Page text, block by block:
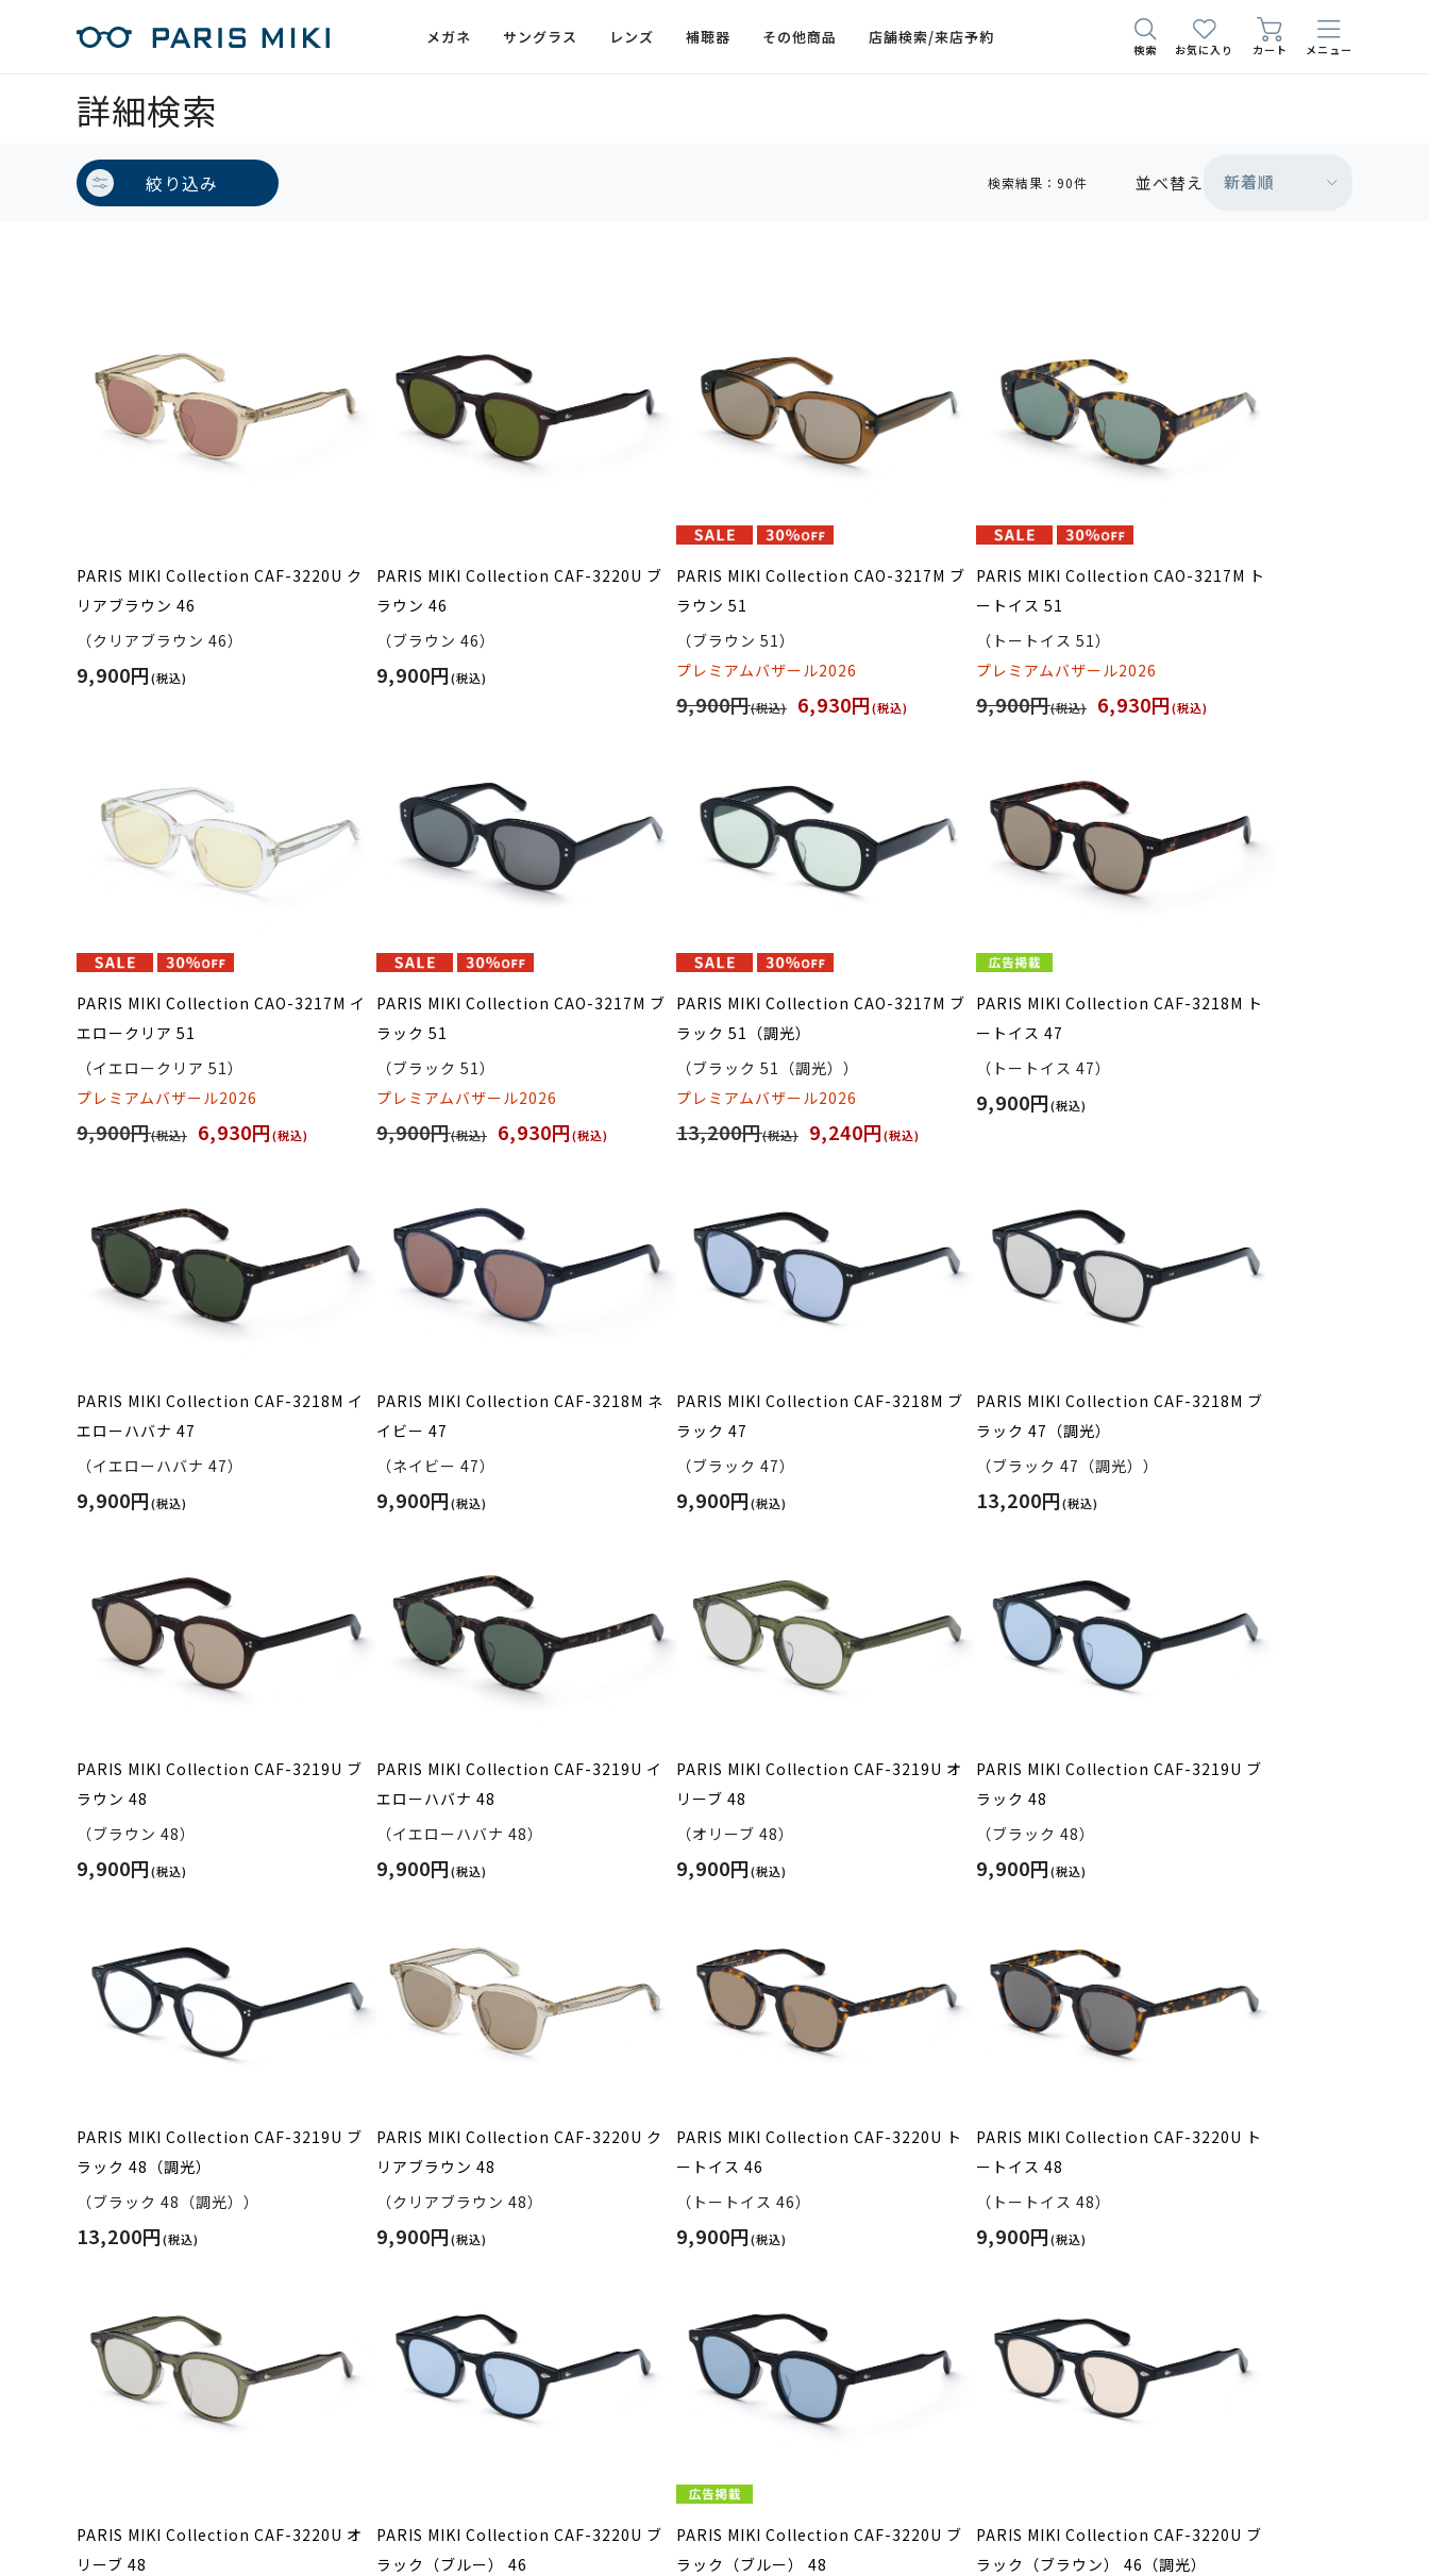
メガネ サングラス レンズ 補聴器 その他商品 店舗検索/来店予約
検索 お気に入り カート メニュー
詳細検索
絞り込み 検索結果：90件 並べ替え 新着順
PARIS MIKI Collection CAF-3220U ク
リアブラウン 46
（クリアブラウン 46）
9,900円(税込)
PARIS MIKI Collection CAF-3220U ブ
ラウン 46
（ブラウン 46）
9,900円(税込)
PARIS MIKI Collection CAO-3217M ブ
ラウン 51
（ブラウン 51）
プレミアムバザール2026
9,900円(税込) 6,930円(税込)
PARIS MIKI Collection CAO-3217M ト
ートイス 51
（トートイス 51）
プレミアムバザール2026
9,900円(税込) 6,930円(税込)
PARIS MIKI Collection CAO-3217M イ
エロークリア 51
（イエロークリア 51）
プレミアムバザール2026
9,900円(税込) 6,930円(税込)
PARIS MIKI Collection CAO-3217M ブ
ラック 51
（ブラック 51）
プレミアムバザール2026
9,900円(税込) 6,930円(税込)
PARIS MIKI Collection CAO-3217M ブ
ラック 51（調光）
（ブラック 51（調光））
プレミアムバザール2026
13,200円(税込) 9,240円(税込)
PARIS MIKI Collection CAF-3218M ト
ートイス 47
（トートイス 47）
9,900円(税込)
PARIS MIKI Collection CAF-3218M イ
エローハバナ 47
（イエローハバナ 47）
9,900円(税込)
PARIS MIKI Collection CAF-3218M ネ
イビー 47
（ネイビー 47）
9,900円(税込)
PARIS MIKI Collection CAF-3218M ブ
ラック 47
（ブラック 47）
9,900円(税込)
PARIS MIKI Collection CAF-3218M ブ
ラック 47（調光）
（ブラック 47（調光））
13,200円(税込)
PARIS MIKI Collection CAF-3219U ブ
ラウン 48
（ブラウン 48）
9,900円(税込)
PARIS MIKI Collection CAF-3219U イ
エローハバナ 48
（イエローハバナ 48）
9,900円(税込)
PARIS MIKI Collection CAF-3219U オ
リーブ 48
（オリーブ 48）
9,900円(税込)
PARIS MIKI Collection CAF-3219U ブ
ラック 48
（ブラック 48）
9,900円(税込)
PARIS MIKI Collection CAF-3219U ブ
ラック 48（調光）
（ブラック 48（調光））
13,200円(税込)
PARIS MIKI Collection CAF-3220U ク
リアブラウン 48
（クリアブラウン 48）
9,900円(税込)
PARIS MIKI Collection CAF-3220U ト
ートイス 46
（トートイス 46）
9,900円(税込)
PARIS MIKI Collection CAF-3220U ト
ートイス 48
（トートイス 48）
9,900円(税込)
PARIS MIKI Collection CAF-3220U オ
リーブ 48
PARIS MIKI Collection CAF-3220U ブ
ラック（ブルー） 46
PARIS MIKI Collection CAF-3220U ブ
ラック（ブルー） 48
PARIS MIKI Collection CAF-3220U ブ
ラック（ブラウン） 46（調光）